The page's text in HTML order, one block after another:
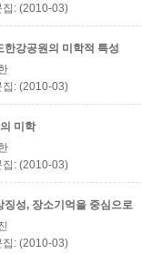
집: (2010-03)
강공원의 미학적 특성
집: (2010-03)
미학
집: (2010-03)
징성, 장소기억을 중심으로
집: (2010-03)